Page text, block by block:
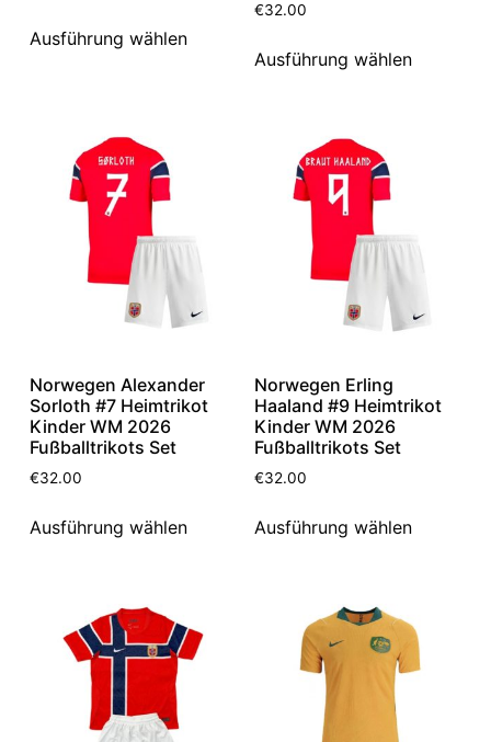
Ausführung wählen
€32.00
Ausführung wählen
Norwegen Alexander
Sorloth #7 Heimtrikot
Kinder WM 2026
Fußballtrikots Set
€32.00
Ausführung wählen
Norwegen Erling
Haaland #9 Heimtrikot
Kinder WM 2026
Fußballtrikots Set
€32.00
Ausführung wählen